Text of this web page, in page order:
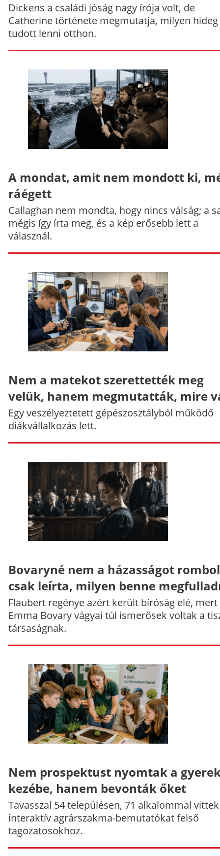
Dickens a családi jóság nagy írója volt, de
Catherine története megmutatja, milyen hideg
tudott lenni otthon.
A mondat, amit nem mondott ki,
ráégett
Callaghan nem mondta, hogy nincs válság; a
mégis így írta meg, és a kép erősebb lett a
válasznál.
Nem a matekot szerettették meg
velük, hanem megmutatták, mire
Egy veszélyeztetett gépészosztályból működő
diákvállalkozás lett.
Bovaryné nem a házasságot
csak leírta, milyen benne
Flaubert regénye azért került bíróság elé, mert
Emma Bovary vágyai túl ismerősek voltak a
társaságnak.
Nem prospektust nyomtak a
kezébe, hanem bevonták őket
Tavasszal 54 településen, 71 alkalommal vittek
interaktív agrárszakma-bemutatókat felső
tagozatosokhoz.